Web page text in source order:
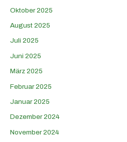
Oktober 2025
August 2025
Juli 2025
Juni 2025
März 2025
Februar 2025
Januar 2025
Dezember 2024
November 2024